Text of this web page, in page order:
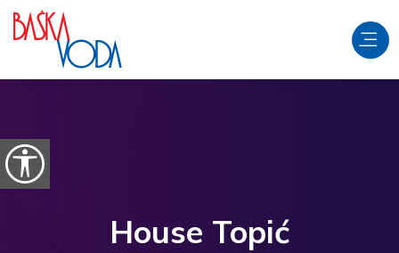
перейти к содержанию
Откройте параметры доступности
House Topić